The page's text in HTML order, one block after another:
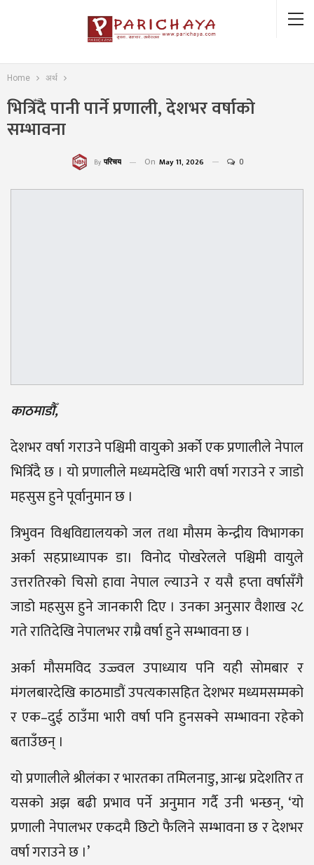
Home अर्थ
भित्रिँदै पानी पार्ने प्रणाली, देशभर वर्षाको
सम्भावना
By परिचय On May 11, 2026 0
काठमाडौँ,
देशभर वर्षा गराउने पश्चिमी वायुको अर्को एक प्रणालीले नेपाल
भित्रिँदै छ । यो प्रणालीले मध्यमदेखि भारी वर्षा गराउने र जाडो
महसुस हुने पूर्वानुमान छ ।
त्रिभुवन विश्वविद्यालयको जल तथा मौसम केन्द्रीय विभागका
अर्का सहप्राध्यापक डा। विनोद पोखरेलले पश्चिमी वायुले
उत्तरतिरको चिसो हावा नेपाल ल्याउने र यसै हप्ता वर्षासँगै
जाडो महसुस हुने जानकारी दिए । उनका अनुसार वैशाख २८
गते रातिदेखि नेपालभर राम्रै वर्षा हुने सम्भावना छ ।
अर्का मौसमविद उज्ज्वल उपाध्याय पनि यही सोमबार र
मंगलबारदेखि काठमाडौं उपत्यकासहित देशभर मध्यमसम्मको
र एक–दुई ठाउँमा भारी वर्षा पनि हुनसक्ने सम्भावना रहेको
बताउँछन् ।
यो प्रणालीले श्रीलंका र भारतका तमिलनाडु, आन्ध्र प्रदेशतिर त
यसको अझ बढी प्रभाव पर्ने अनुमान गर्दै उनी भन्छन्, ‘यो
प्रणाली नेपालभर एकदमै छिटो फैलिने सम्भावना छ र देशभर
वर्षा गराउने छ ।’